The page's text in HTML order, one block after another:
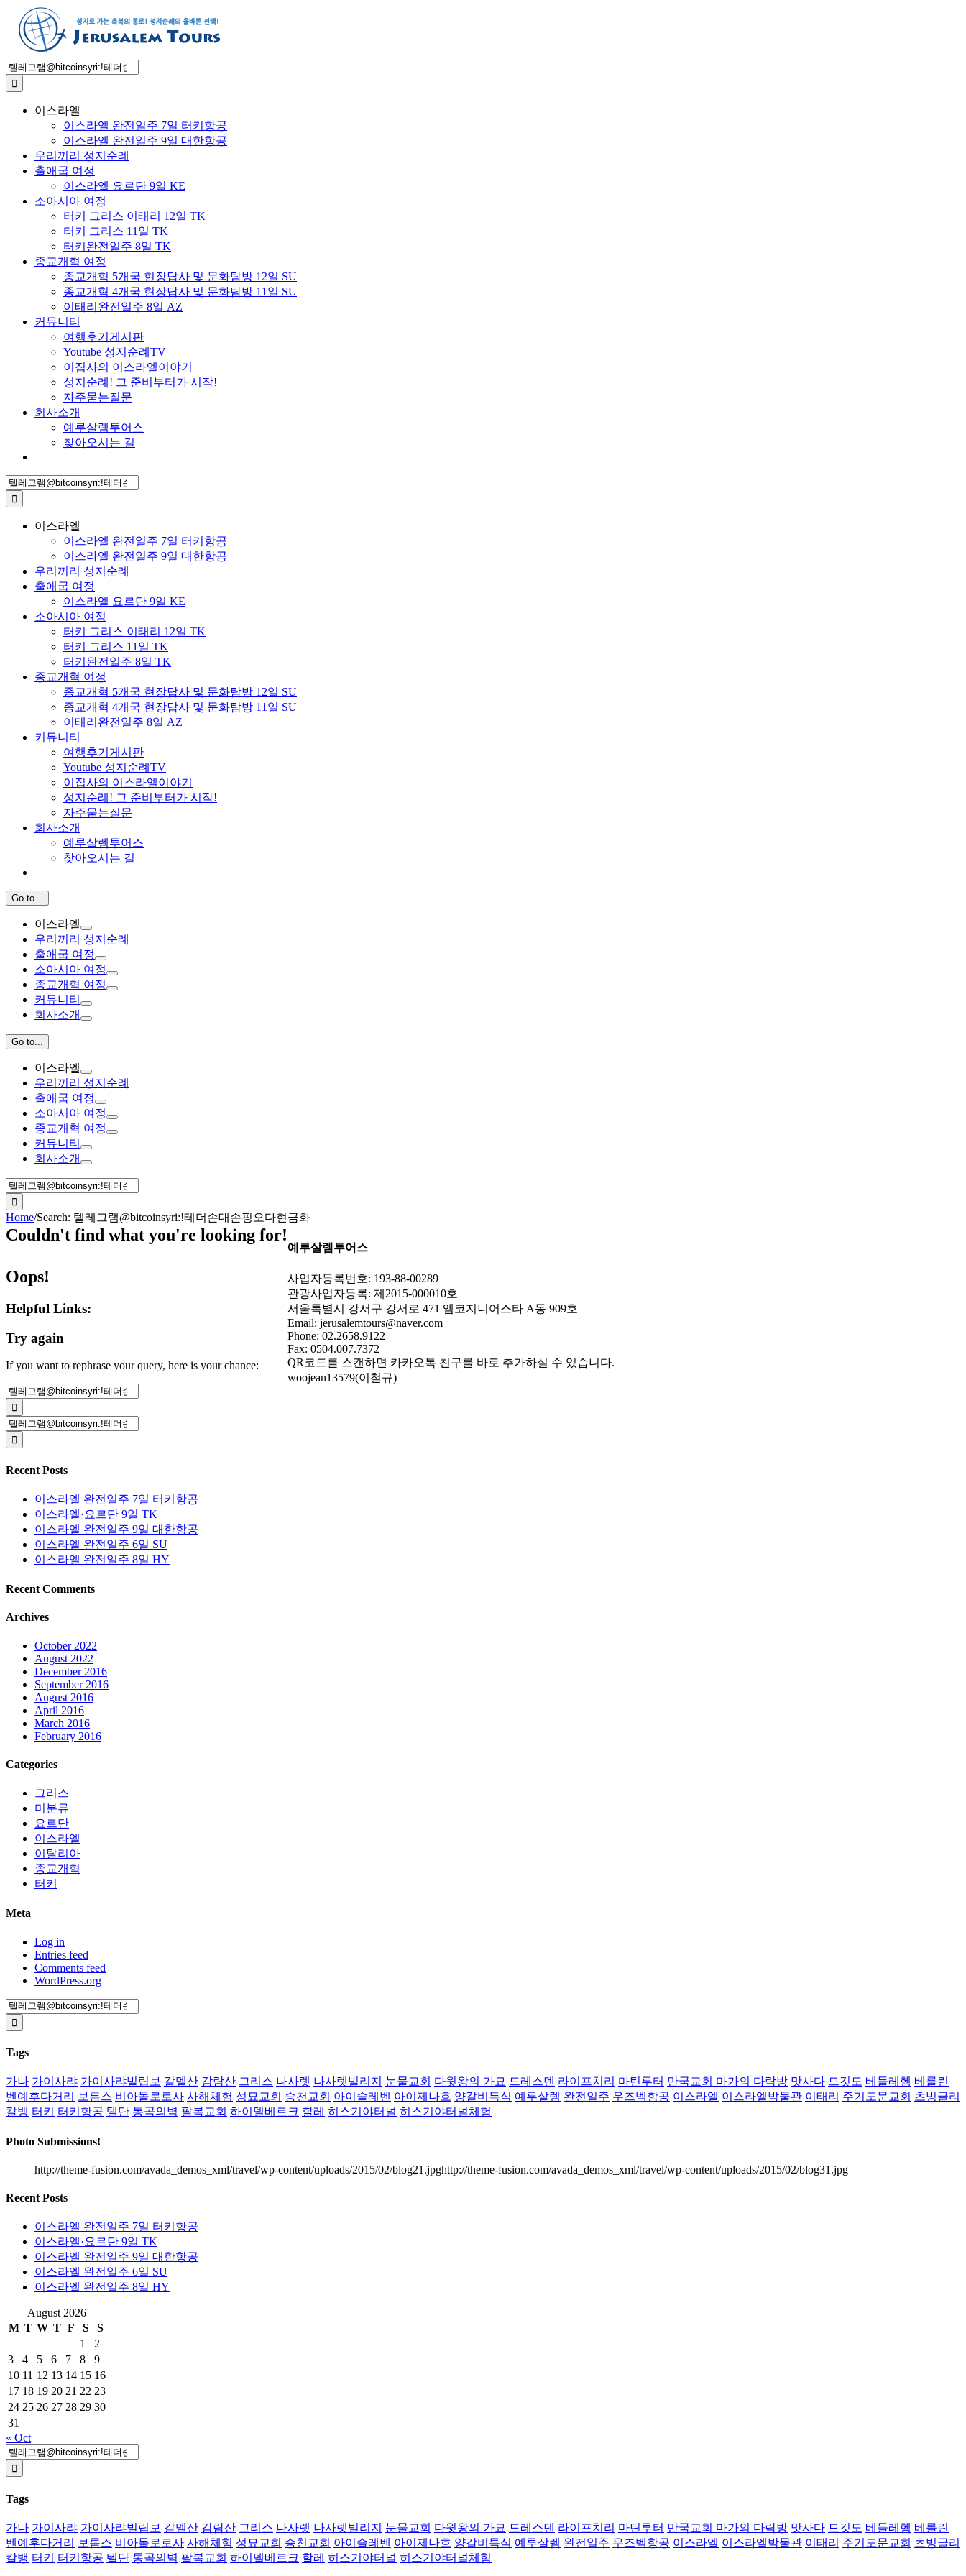
Skip
content
Search
for:
이스라엘
이스라엘 완전일주 7일 터키항공
이스라엘 완전일주 9일 대한항공
우리끼리 성지순례
출애굽 여정
이스라엘 요르단 9일 KE
소아시아 여정
터키 그리스 이태리 12일 TK
터키 그리스 11일 TK
터키완전일주 8일 TK
종교개혁 여정
종교개혁 5개국 현장답사 및 문화탐방 12일 SU
종교개혁 4개국 현장답사 및 문화탐방 11일 SU
이태리완전일주 8일 AZ
커뮤니티
여행후기게시판
Youtube 성지순례TV
이집사의 이스라엘이야기
성지순례! 그 준비부터가 시작!
자주묻는질문
회사소개
예루살렘투어스
찾아오시는 길
Search
for:
이스라엘
이스라엘 완전일주 7일 터키항공
이스라엘 완전일주 9일 대한항공
우리끼리 성지순례
출애굽 여정
이스라엘 요르단 9일 KE
소아시아 여정
터키 그리스 이태리 12일 TK
터키 그리스 11일 TK
터키완전일주 8일 TK
종교개혁 여정
종교개혁 5개국 현장답사 및 문화탐방 12일 SU
종교개혁 4개국 현장답사 및 문화탐방 11일 SU
이태리완전일주 8일 AZ
커뮤니티
여행후기게시판
Youtube 성지순례TV
이집사의 이스라엘이야기
성지순례! 그 준비부터가 시작!
자주묻는질문
회사소개
예루살렘투어스
찾아오시는 길
Go to...
이스라엘
우리끼리 성지순례
출애굽 여정
소아시아 여정
종교개혁 여정
커뮤니티
회사소개
Go to...
이스라엘
우리끼리 성지순례
출애굽 여정
소아시아 여정
종교개혁 여정
커뮤니티
회사소개
Search
for:
Home/Search: 텔레그램@bitcoinsyri:ǃ테더손대손핑오다현금화
Couldn't find what you're looking for!
Oops!
Helpful Links:
Try again
If you want to rephrase your query, here is your chance:
Search
for:
Search
for:
Recent Posts
이스라엘 완전일주 7일 터키항공
이스라엘·요르단 9일 TK
이스라엘 완전일주 9일 대한항공
이스라엘 완전일주 6일 SU
이스라엘 완전일주 8일 HY
Recent Comments
Archives
October 2022
August 2022
December 2016
September 2016
August 2016
April 2016
March 2016
February 2016
Categories
그리스
미분류
요르단
이스라엘
이탈리아
종교개혁
터키
Meta
Log in
Entries feed
Comments feed
WordPress.org
Search
for:
Tags
가나 가이사랴 가이사랴빌립보 갈멜산 감람산 그리스 나사렛 나사렛빌리지 눈물교회 다윗왕의 가묘 드레스덴 라이프치리 마틴루터 만국교회 마가의 다락방 맛사다 므깃도 베들레헴 베를린
벤예후다거리
보름스 비아돌로로사 사해체험 성묘교회 승천교회 아이슬레벤 아이제나흐 양갈비특식 예루살렘 완전일주 우즈벡항공 이스라엘 이스라엘박물관 이태리 주기도문교회 츠빙글리
칼뱅 터키 터키항공 텔단 통곡의벽 팔복교회 하이델베르크 할레 히스기야터널 히스기야터널체험
Photo Submissions!
http://theme-fusion.com/avada_demos_xml/travel/wp-content/uploads/2015/02/blog21.jpghttp://theme-fusion.com/avada_demos_xml/travel/wp-content/uploads/2015/02/blog31.jpg
Recent Posts
이스라엘 완전일주 7일 터키항공
이스라엘·요르단 9일 TK
이스라엘 완전일주 9일 대한항공
이스라엘 완전일주 6일 SU
이스라엘 완전일주 8일 HY
August 2026
M T W T F S
S
1
2
3
4 5 6 7 8
9
10 11 12 13 14 15 16
17 18 19 20 21 22 23
24 25 26 27 28 29 30
31
« Oct
Search
for:
Tags
가나 가이사랴 가이사랴빌립보 갈멜산 감람산 그리스 나사렛 나사렛빌리지 눈물교회 다윗왕의 가묘 드레스덴 라이프치리 마틴루터 만국교회 마가의 다락방 맛사다 므깃도 베들레헴 베를린
벤예후다거리
보름스 비아돌로로사 사해체험 성묘교회 승천교회 아이슬레벤 아이제나흐 양갈비특식 예루살렘 완전일주 우즈벡항공 이스라엘 이스라엘박물관 이태리 주기도문교회 츠빙글리
칼뱅 터키 터키항공 텔단 통곡의벽 팔복교회 하이델베르크 할레 히스기야터널 히스기야터널체험
예루살렘투어스
사업자등록번호: 193-88-00289
관광사업자등록: 제2015-000010호
서울특별시 강서구 강서로 471 엠코지니어스타 A동 909호
Email: jerusalemtours@naver.com
Phone: 02.2658.9122
Fax: 0504.007.7372
QR코드를 스캔하면 카카오톡 친구를 바로 추가하실 수 있습니다.
woojean13579(이철규)